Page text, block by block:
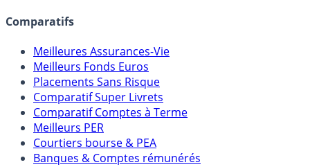
Comparatifs
Meilleures Assurances-Vie
Meilleurs Fonds Euros
Placements Sans Risque
Comparatif Super Livrets
Comparatif Comptes à Terme
Meilleurs PER
Courtiers bourse & PEA
Banques & Comptes rémunérés